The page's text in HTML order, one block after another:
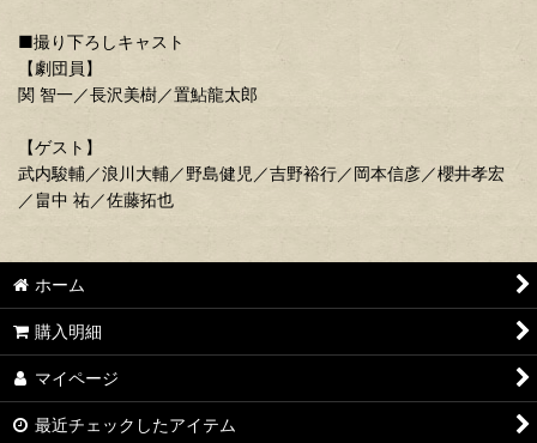
■撮り下ろしキャスト
【劇団員】
関 智一／長沢美樹／置鮎龍太郎
【ゲスト】
武内駿輔／浪川大輔／野島健児／吉野裕行／岡本信彦／櫻井孝宏
／畠中 祐／佐藤拓也
ホーム
購入明細
マイページ
最近チェックしたアイテム